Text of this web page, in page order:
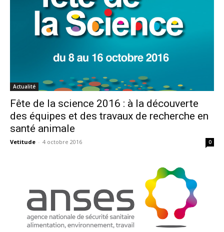
Actualité
Fête de la science 2016 : à la découverte
des équipes et des travaux de recherche en
santé animale
Vetitude - 4 octobre 2016 0